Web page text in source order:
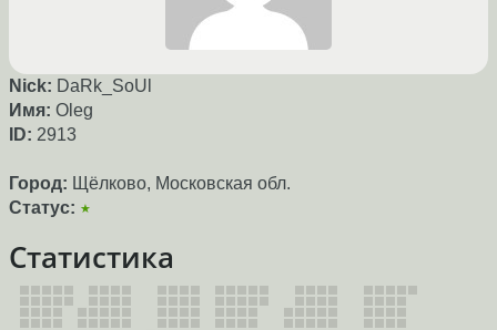
Nick: DaRk_SoUl
Имя: Oleg
ID: 2913
Город: Щёлково, Московская обл.
Статус: ★
Статистика